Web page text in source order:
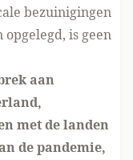
bezuinigingen
is geen
aan
met de landen
de pandemie,